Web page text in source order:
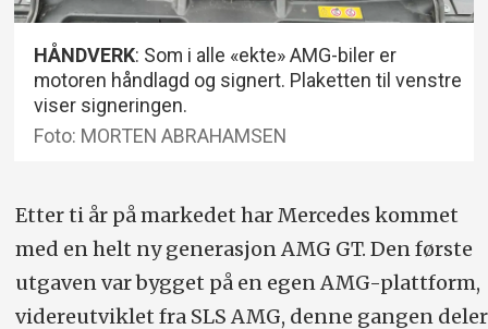
HÅNDVERK: Som i alle «ekte» AMG-biler er
motoren håndlagd og signert. Plaketten til venstre
viser signeringen.
Foto: MORTEN ABRAHAMSEN
Etter ti år på markedet har Mercedes kommet
med en helt ny generasjon AMG GT. Den første
utgaven var bygget på en egen AMG-plattform,
videreutviklet fra SLS AMG, denne gangen deler